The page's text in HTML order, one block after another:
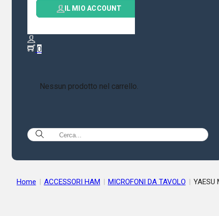
IL MIO ACCOUNT
0
Nessun prodotto nel carrello.
Home | ACCESSORI HAM | MICROFONI DA TAVOLO | YAESU